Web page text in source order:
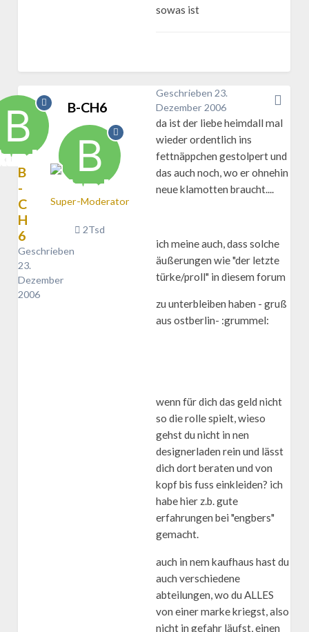
sowas ist
B
-
C
H
6
Geschrieben
23.
Dezember
2006
B-CH6
Super-Moderator
2Tsd
Geschrieben23.
Dezember 2006
da ist der liebe heimdall mal
wieder ordentlich ins
fettnäppchen gestolpert und
das auch noch, wo er ohnehin
neue klamotten braucht....
ich meine auch, dass solche
äußerungen wie "der letzte
türke/proll" in diesem forum
zu unterbleiben haben - gruß
aus ostberlin- :grummel:
wenn für dich das geld nicht
so die rolle spielt, wieso
gehst du nicht in nen
designerladen rein und lässt
dich dort beraten und von
kopf bis fuss einkleiden? ich
habe hier z.b. gute
erfahrungen bei "engbers"
gemacht.
auch in nem kaufhaus hast du
auch verschiedene
abteilungen, wo du ALLES
von einer marke kriegst, also
nicht in gefahr läufst, einen